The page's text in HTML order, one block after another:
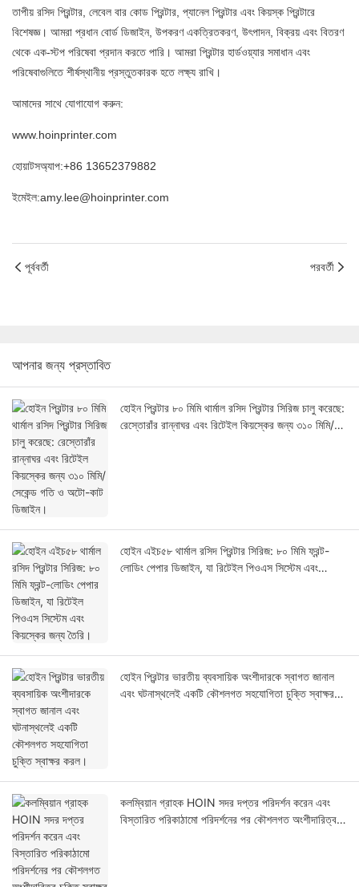
তাপীয় রসিদ প্রিন্টার, লেবেল বার কোড প্রিন্টার, প্যানেল প্রিন্টার এবং কিয়স্ক প্রিন্টারে
বিশেষজ্ঞ। আমরা প্রধান বোর্ড ডিজাইন, উপকরণ একত্রিতকরণ, উৎপাদন, বিক্রয় এবং বিতরণ
থেকে এক-স্টপ পরিষেবা প্রদান করতে পারি। আমরা প্রিন্টার হার্ডওয়্যার সমাধান এবং
পরিষেবাগুলিতে শীর্ষস্থানীয় প্রস্তুতকারক হতে লক্ষ্য রাখি।
আমাদের সাথে যোগাযোগ করুন:
www.hoinprinter.com
হোয়াটসঅ্যাপ:+86 13652379882
ইমেইল:amy.lee@hoinprinter.com
পূর্ববর্তী পরবর্তী
আপনার জন্য প্রস্তাবিত
হোইন প্রিন্টার ৮০ মিমি থার্মাল রসিদ প্রিন্টার সিরিজ চালু করেছে:
রেস্তোরাঁর রান্নাঘর এবং রিটেইল কিয়স্কের জন্য ৩১০ মিমি/
হোইন এইচ৫৮ থার্মাল রসিদ প্রিন্টার সিরিজ: ৮০ মিমি ফ্রন্ট-
লোডিং পেপার ডিজাইন, যা রিটেইল পিওএস সিস্টেম এবং
হোইন প্রিন্টার ভারতীয় ব্যবসায়িক অংশীদারকে স্বাগত জানাল
এবং ঘটনাস্থলেই একটি কৌশলগত সহযোগিতা চুক্তি স্বাক্ষর
কলম্বিয়ান গ্রাহক HOIN সদর দপ্তর পরিদর্শন করেন এবং
বিস্তারিত পরিকাঠামো পরিদর্শনের পর কৌশলগত অংশীদারিত্ব